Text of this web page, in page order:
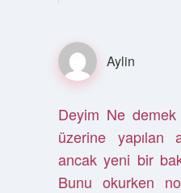
Aylin
Deyim Ne
üzerine yapılan
ancak yeni bir
Bunu okurken